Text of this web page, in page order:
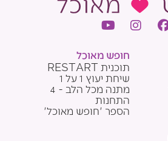
F
I
g
Y
t
u
b
e
חופש מאוכל
תוכנית RESTART
שיחת יעוץ 1 על 1
מתנה מכל הלב - 4
התחנות
הספר 'חופש מאוכל'